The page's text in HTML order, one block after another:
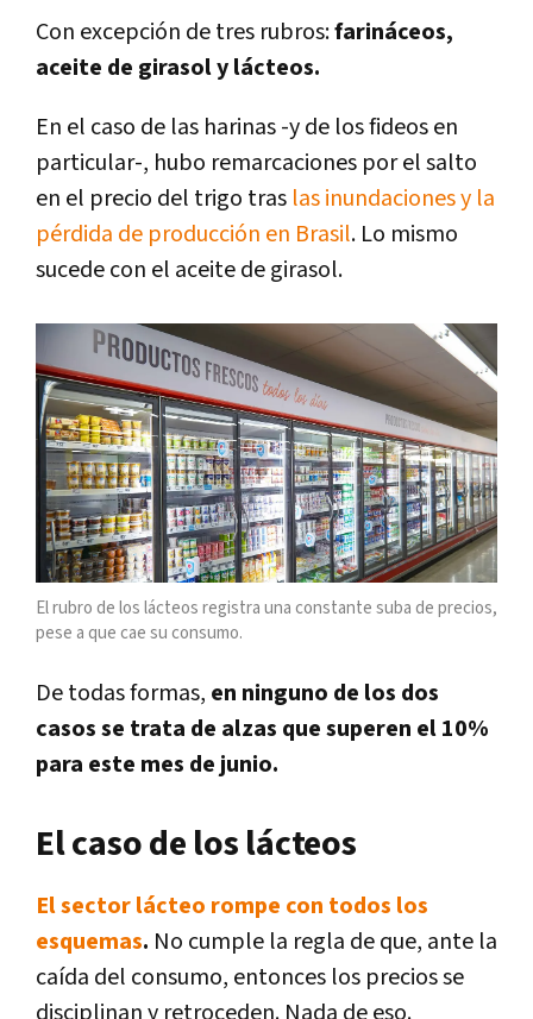
Con excepción de tres rubros:farináceos,
aceite de girasol y lácteos.
En el caso de las harinas -y de los fideos en
particular-, hubo remarcaciones por el salto
en el precio del trigo tras las inundaciones y la
pérdida de producción en Brasil. Lo mismo
sucede con el aceite de girasol.
El rubro de los lácteos registra una constante suba de precios,
pese a que cae su consumo.
De todas formas, en ninguno de los dos
casos se trata de alzas que superen el 10%
para este mes de junio.
El caso de los lácteos
El sector lácteo rompe con todos los
esquemas. No cumple la regla de que, ante la
caída del consumo, entonces los precios se